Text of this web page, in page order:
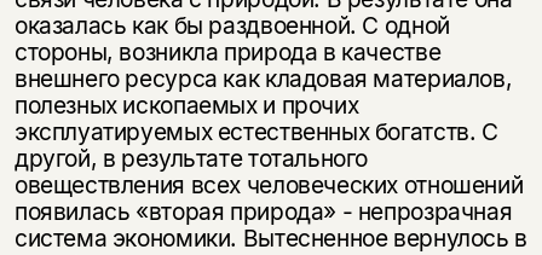
оказалась как бы раздвоенной. С одной
стороны, возникла природа в качестве
внешнего ресурса как кладовая материалов,
полезных ископаемых и прочих
эксплуатируемых естественных богатств. С
другой, в результате тотального
овеществления всех человеческих отношений
появилась «вторая природа» - непрозрачная
система экономики. Вытесненное вернулось в